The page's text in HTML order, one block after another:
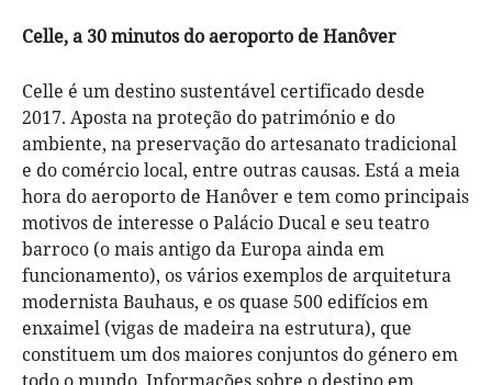
Celle, a 30 minutos do aeroporto de Hanôver
Celle é um destino sustentável certificado desde
2017. Aposta na proteção do património e do
ambiente, na preservação do artesanato tradicional
e do comércio local, entre outras causas. Está a meia
hora do aeroporto de Hanôver e tem como principais
motivos de interesse o Palácio Ducal e seu teatro
barroco (o mais antigo da Europa ainda em
funcionamento), os vários exemplos de arquitetura
modernista Bauhaus, e os quase 500 edifícios em
enxaimel (vigas de madeira na estrutura), que
constituem um dos maiores conjuntos do género em